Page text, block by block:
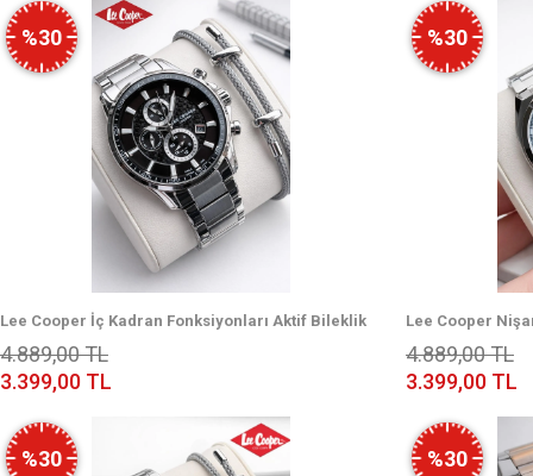
%30
Lee Cooper İç Kadran Fonksiyonları Aktif Bileklik
Hediyeli 2 Yıl Garantili Erkek Kol Saati E8330.350
4.889,00 TL
3.399,00 TL
%30
Lee Cooper
Hediyeli 2 Yıl
ELC.08271.360
4.889,00 TL
3.399,00 TL
%30 %30